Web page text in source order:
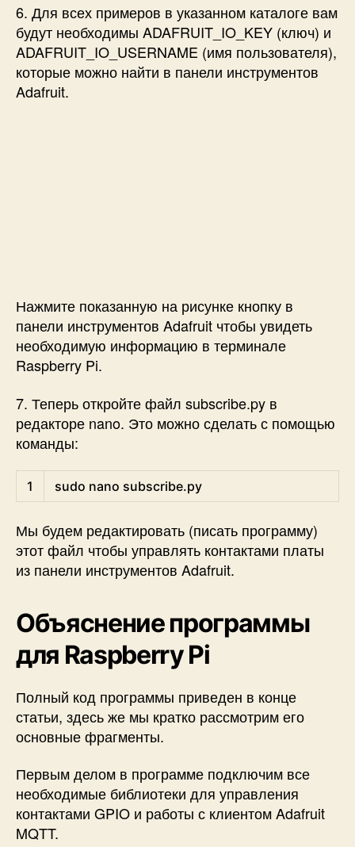
6. Для всех примеров в указанном каталоге вам
будут необходимы ADAFRUIT_IO_KEY (ключ) и
ADAFRUIT_IO_USERNAME (имя пользователя),
которые можно найти в панели инструментов
Adafruit.
Нажмите показанную на рисунке кнопку в
панели инструментов Adafruit чтобы увидеть
необходимую информацию в терминале
Raspberry Pi.
7. Теперь откройте файл subscribe.py в
редакторе nano. Это можно сделать с помощью
команды:
1 sudo nano subscribe.py
Мы будем редактировать (писать программу)
этот файл чтобы управлять контактами платы
из панели инструментов Adafruit.
Объяснение программы
для Raspberry Pi
Полный код программы приведен в конце
статьи, здесь же мы кратко рассмотрим его
основные фрагменты.
Первым делом в программе подключим все
необходимые библиотеки для управления
контактами GPIO и работы с клиентом Adafruit
MQTT.